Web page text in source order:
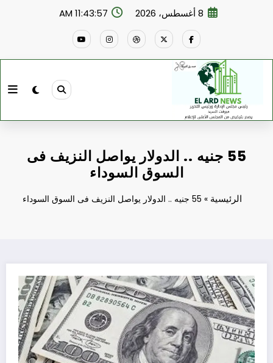
8 أغسطس، 2026 11:43:58 AM
55 جنيه .. الدولار يواصل النزيف فى
السوق السوداء
الرئيسية » 55 جنيه .. الدولار يواصل النزيف فى السوق السوداء